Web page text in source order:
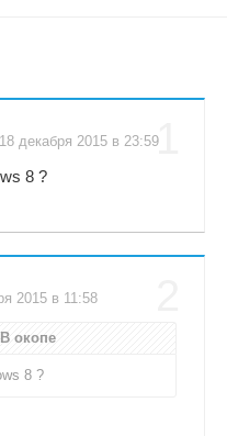
1
18 декабря 2015 в 23:59
8 ?
2015 в 11:58
окопе
8 ?